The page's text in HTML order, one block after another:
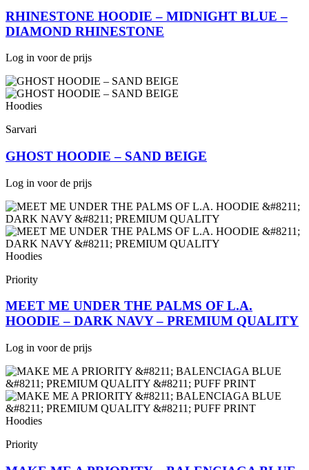
RHINESTONE HOODIE – MIDNIGHT BLUE –
DIAMOND RHINESTONE
Log in voor de prijs
Hoodies
Sarvari
GHOST HOODIE – SAND BEIGE
Log in voor de prijs
Hoodies
Priority
MEET ME UNDER THE PALMS OF L.A.
HOODIE – DARK NAVY – PREMIUM QUALITY
Log in voor de prijs
Hoodies
Priority